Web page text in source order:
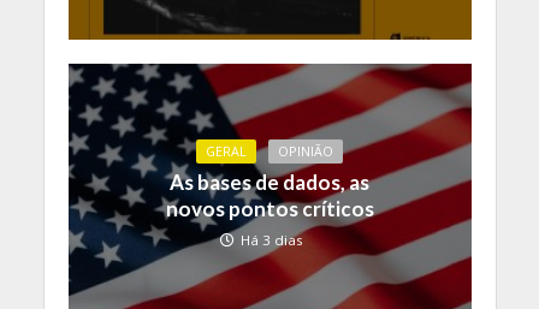
GERAL OPINIÃO
As bases de dados, as
novos pontos críticos
Há 3 dias